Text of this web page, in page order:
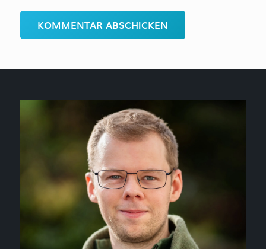
KOMMENTAR ABSCHICKEN